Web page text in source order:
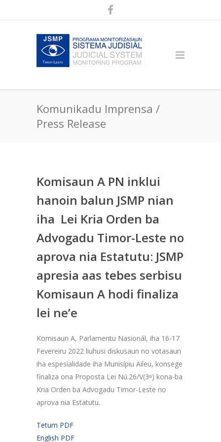
Komunikadu Imprensa /
Press Release
Komisaun A PN inklui
hanoin balun JSMP nian
iha Lei Kria Orden ba
Advogadu Timor-Leste no
aprova nia Estatutu: JSMP
apresia aas tebes serbisu
Komisaun A hodi finaliza
lei ne’e
Komisaun A, Parlamentu Nasionál, iha 16-17
Fevereiru 2022 liuhusi diskusaun no votasaun
iha espesialidade iha Munisípiu Aileu, konsege
finaliza ona Proposta Lei Nú.26/V(3a) kona-ba
Kria Orden ba Advogadu Timor-Leste no
aprova nia Estatutu.
Tetum PDF
English PDF